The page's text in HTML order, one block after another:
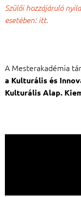
Szülői hozzájáruló
esetében: itt.
A Mesterakadémia
a Kulturális és
Kulturális Alap.